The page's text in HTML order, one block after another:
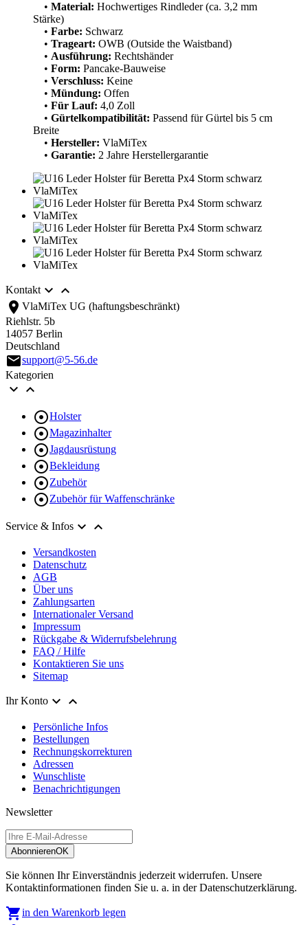
• Material: Hochwertiges Rindleder (ca. 3,2 mm
Stärke)
• Farbe: Schwarz
• Trageart: OWB (Outside the Waistband)
• Ausführung: Rechtshänder
• Form: Pancake-Bauweise
• Verschluss: Keine
• Mündung: Offen
• Für Lauf: 4,0 Zoll
• Gürtelkompatibilität: Passend für Gürtel bis 5 cm
Breite
• Hersteller: VlaMiTex
• Garantie: 2 Jahre Herstellergarantie
Kontakt 
location_on VlaMiTex UG (haftungsbeschränkt)
Riehlstr. 5b
14057 Berlin
Deutschland
emailsupport@5-56.de
Kategorien
 
Holster
Magazinhalter
Jagdausrüstung
Bekleidung
Zubehör
Zubehör für Waffenschränke
Service & Infos  
Versandkosten
Datenschutz
AGB
Über uns
Zahlungsarten
Internationaler Versand
Impressum
Rückgabe & Widerrufsbelehrung
FAQ / Hilfe
Kontaktieren Sie uns
Sitemap
Ihr Konto  
Persönliche Infos
Bestellungen
Rechnungskorrekturen
Adressen
Wunschliste
Benachrichtigungen
Newsletter
AbonnierenOK
Sie können Ihr Einverständnis jederzeit widerrufen. Unsere
Kontaktinformationen finden Sie u. a. in der Datenschutzerklärung.
in den Warenkorb legen